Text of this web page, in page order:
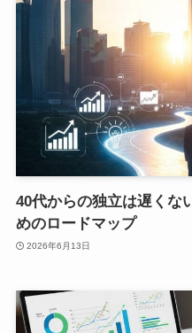
40代からの独立は遅くな
めのロードマップ
2026年6月13日